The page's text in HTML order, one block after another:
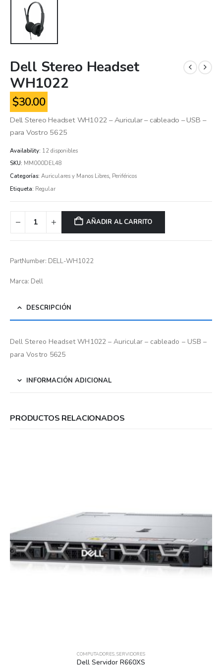
Dell Stereo Headset
WH1022
$30.00
Dell Stereo Headset WH1022 – Auricular – cableado – USB –
para Vostro 5625
Availability: 12 disponibles
SKU: MM000DEL48
Categorías: Auriculares y Manos Libres, Periféricos
Etiqueta: Regular
AÑADIR AL CARRITO
PartNumber: DELL-WH1022
Marca: Dell
DESCRIPCIÓN
Dell Stereo Headset WH1022 – Auricular – cableado – USB –
para Vostro 5625
INFORMACIÓN ADICIONAL
PRODUCTOS RELACIONADOS
COMPUTADORES,SERVIDORES
Dell Servidor R660XS